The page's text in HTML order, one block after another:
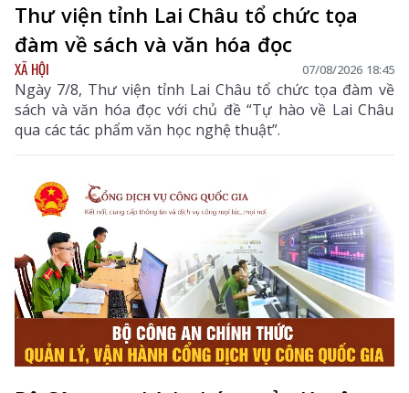
Thư viện tỉnh Lai Châu tổ chức tọa
đàm về sách và văn hóa đọc
XÃ HỘI 07/08/2026 18:45
Ngày 7/8, Thư viện tỉnh Lai Châu tổ chức tọa đàm về
sách và văn hóa đọc với chủ đề “Tự hào về Lai Châu
qua các tác phẩm văn học nghệ thuật”.